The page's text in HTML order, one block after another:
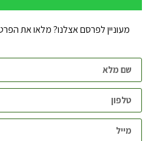
מעוניין לפרסם אצלנו? מלאו את